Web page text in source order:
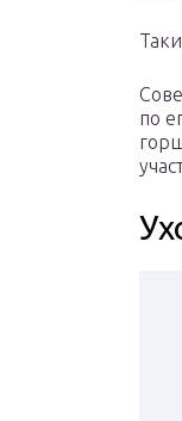
по